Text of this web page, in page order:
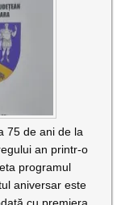
75 de ani de la
an printr-o
programul
aniversar este